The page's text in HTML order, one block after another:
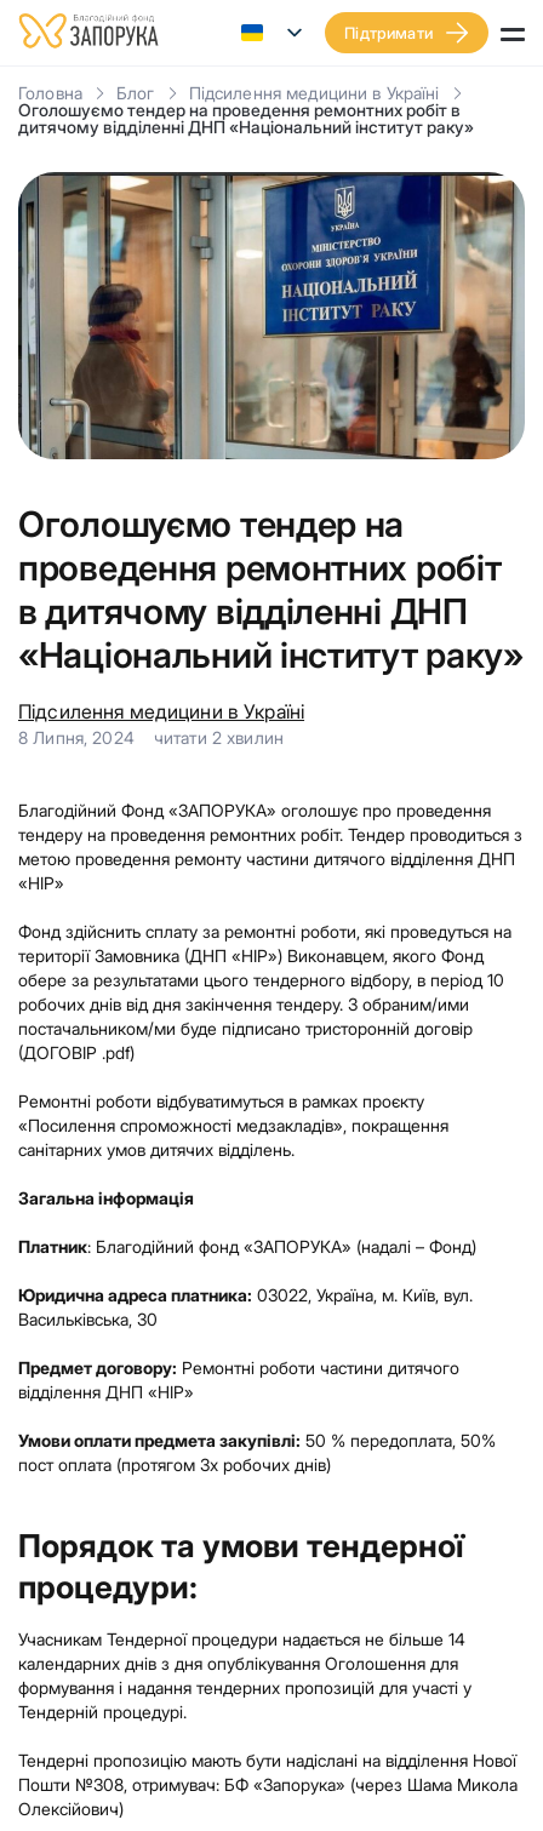
Підтримати
Головна Блог
Підсилення медицини в Україні
Оголошуємо тендер на проведення ремонтних робіт в
дитячому відділенні ДНП «Національний інститут раку»
Оголошуємо тендер на
проведення ремонтних робіт
в дитячому відділенні ДНП
«Національний інститут раку»
Підсилення медицини в Україні
8 Липня, 2024 читати 2 хвилин
Благодійний Фонд «ЗАПОРУКА» оголошує про проведення
тендеру на проведення ремонтних робіт. Тендер проводиться з
метою проведення ремонту частини дитячого відділення ДНП
«НІР»
Фонд здійснить сплату за ремонтні роботи, які проведуться на
території Замовника (ДНП «НІР») Виконавцем, якого Фонд
обере за результатами цього тендерного відбору, в період 10
робочих днів від дня закінчення тендеру. З обраним/ими
постачальником/ми буде підписано тристоронній договір
(ДОГОВІР .pdf)
Ремонтні роботи відбуватимуться в рамках проєкту
«Посилення спроможності медзакладів», покращення
санітарних умов дитячих відділень.
Загальна інформація
Платник: Благодійний фонд «ЗАПОРУКА» (надалі – Фонд)
Юридична адреса платника: 03022, Україна, м. Київ, вул.
Васильківська, 30
Предмет договору: Ремонтні роботи частини дитячого
відділення ДНП «НІР»
Умови оплати предмета закупівлі: 50 % передоплата, 50%
пост оплата (протягом 3х робочих днів)
Порядок та умови тендерної
процедури:
Учасникам Тендерної процедури надається не більше 14
календарних днів з дня опублікування Оголошення для
формування і надання тендерних пропозицій для участі у
Тендерній процедурі.
Тендерні пропозицію мають бути надіслані на відділення Нової
Пошти №308, отримувач: БФ «Запорука» (через Шама Микола
Олексійович)